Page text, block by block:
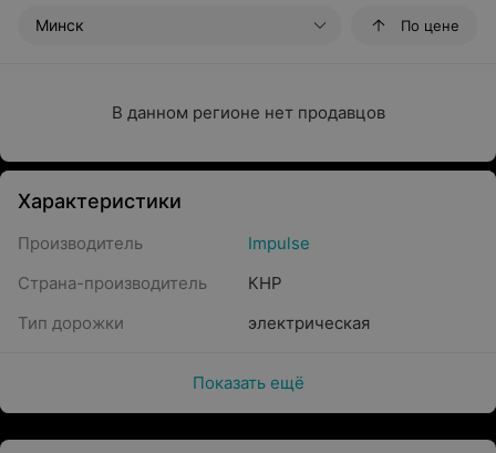
Минск По цене
В данном регионе нет продавцов
Характеристики
Производитель
Impulse
Страна-производитель
КНР
Тип дорожки
электрическая
Показать ещё